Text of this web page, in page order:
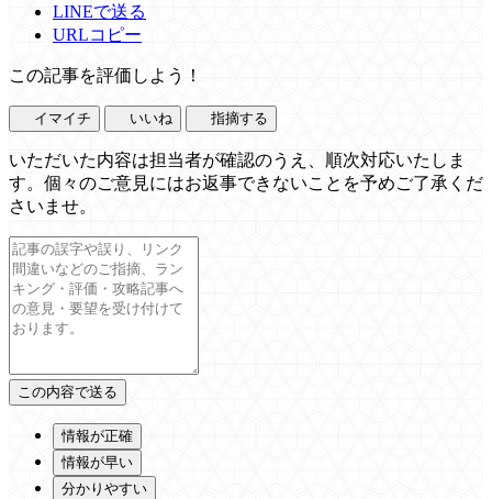
LINEで送る
URLコピー
この記事を評価しよう！
イマイチ いいね 指摘する
いただいた内容は担当者が確認のうえ、順次対応いたしま
す。個々のご意見にはお返事できないことを予めご了承くだ
さいませ。
情報が正確
情報が早い
分かりやすい